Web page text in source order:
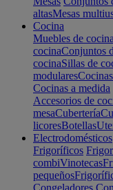
altasMesas
Cocina
Muebles de cocina
cocinaConjuntos
cocinaSillas de
modulares
Cocinas a medida
Accesorios de
mesaCubertería
licoresBotellas
Electrodomésticos
Frigoríficos
combiVinotecas
pequeños
Congeladores